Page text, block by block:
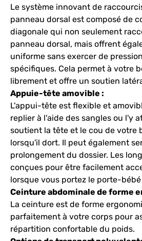
Le système innovant de
panneau dorsal est composé de
diagonale qui non seulement
panneau dorsal, mais offrent
uniforme sans exercer de
spécifiques. Cela permet à votre
librement et offre un soutien
Appuie-tête amovible :
L'appui-tête est flexible et
replier à l'aide des sangles ou l'y
soutient la tête et le cou de votre
lorsqu'il dort. Il peut également
prolongement du dossier. Les
conçues pour être facilement
lorsque vous portez le porte-bébé
Ceinture abdominale de forme
La ceinture est de forme
parfaitement à votre corps pour
répartition confortable du poids.